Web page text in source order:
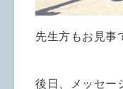
先生方もお見事
後日、メッセー